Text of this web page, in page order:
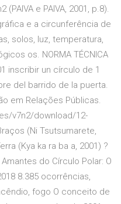
e PAIVA, 2001, p.8).
e a circunferência de
solos, luz, temperatura,
os. NORMA TÉCNICA
inscribir un círculo de 1
del barrido de la puerta.
em Relações Públicas.
v7n2/download/12-
(Ni Tsutsumarete,
(Kya ka ra ba a, 2001) ?
do Círculo Polar: O
8.385 ocorrências,
fogo O conceito de